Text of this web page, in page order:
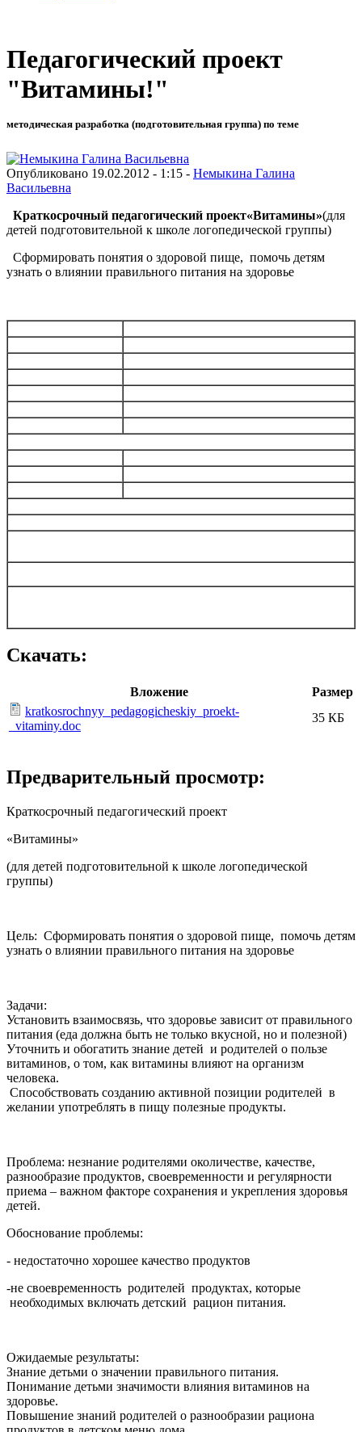
Педагогический проект
"Витамины!"
методическая разработка (подготовительная группа) по теме
Опубликовано 19.02.2012 - 1:15 - Немыкина Галина
Васильевна
Краткосрочный педагогический проект«Витамины»(для
детей подготовительной к школе логопедической группы)
Сформировать понятия о здоровой пище, помочь детям
узнать о влиянии правильного питания на здоровье
Скачать:
Вложение
Размер
kratkosrochnyy_pedagogicheskiy_proekt-
_vitaminy.doc
35 КБ
Предварительный просмотр:
Краткосрочный педагогический проект
«Витамины»
(для детей подготовительной к школе логопедической
группы)
Цель: Сформировать понятия о здоровой пище, помочь детям
узнать о влиянии правильного питания на здоровье
Задачи:
Установить взаимосвязь, что здоровье зависит от правильного
питания (еда должна быть не только вкусной, но и полезной)
Уточнить и обогатить знание детей и родителей о пользе
витаминов, о том, как витамины влияют на организм
человека.
Способствовать созданию активной позиции родителей в
желании употреблять в пищу полезные продукты.
Проблема: незнание родителями околичестве, качестве,
разнообразие продуктов, своевременности и регулярности
приема – важном факторе сохранения и укрепления здоровья
детей.
Обоснование проблемы:
- недостаточно хорошее качество продуктов
-не своевременность родителей продуктах, которые
необходимых включать детский рацион питания.
Ожидаемые результаты:
Знание детьми о значении правильного питания.
Понимание детьми значимости влияния витаминов на
здоровье.
Повышение знаний родителей о разнообразии рациона